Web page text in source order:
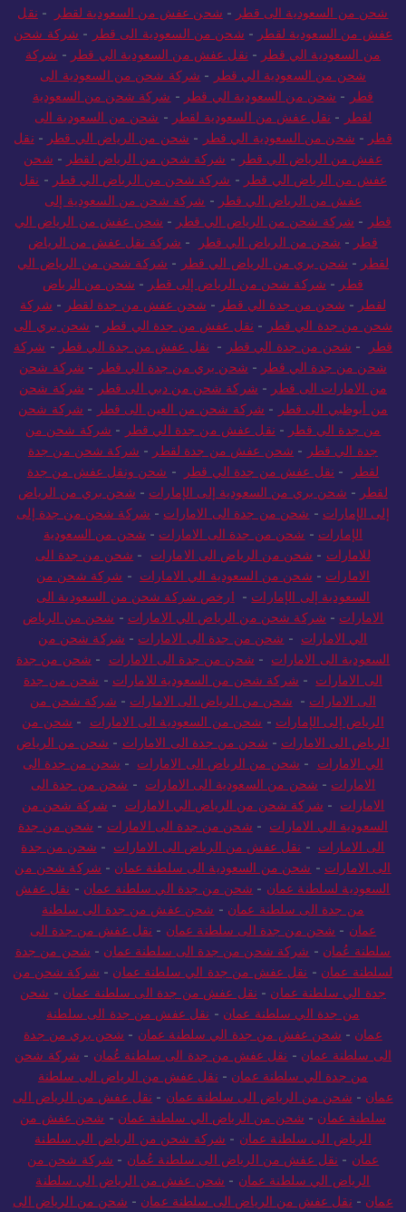
شحن من السعودية الى قطر - شحن عفش من السعودية لقطر - نقل
عفش من السعودية لقطر - شحن من السعودية الى قطر - شركة شحن
من السعودية الي قطر - نقل عفش من السعودية الي قطر - شركة
شحن من السعودية الي قطر - شركة شحن من السعودية الى
قطر - شحن من السعودية الي قطر - شركة شحن من السعودية
لقطر - نقل عفش من السعودية لقطر - شحن من السعودية الى
قطر - شحن من السعودية الي قطر - شحن من الرياض الي قطر - نقل
عفش من الرياض الي قطر - شركة شحن من الرياض لقطر - شحن
عفش من الرياض الي قطر - شركة شحن من الرياض الي قطر - نقل
عفش من الرياض الي قطر - شركة شحن من السعودية إلى
قطر - شركة شحن من الرياض الي قطر - شحن عفش من الرياض الي
قطر - شحن من الرياض الي قطر - شركة نقل عفش من الرياض
لقطر - شحن بري من الرياض الي قطر - شركة شحن من الرياض الي
قطر - شركة شحن من الرياض إلى قطر - شحن من الرياض
لقطر - شحن من جدة الي قطر - شحن عفش من جدة لقطر - شركة
شحن من جدة الي قطر - نقل عفش من جدة الي قطر - شحن بري الى
قطر
- شحن من جدة الي قطر - نقل عفش من جدة الي قطر - شركة
شحن من جدة الي قطر - شحن بري من جدة الي قطر - شركة شحن
من الامارات الى قطر - شركة شحن من دبي الى قطر - شركة شحن
من أبوظبي الى قطر - شركة شحن من العين الى قطر - شركة شحن
من جدة الي قطر - نقل عفش من جدة الي قطر - شركة شحن من
جدة الي قطر - شحن عفش من جدة لقطر - شركة شحن من جدة
لقطر
- نقل عفش من جدة الي قطر - شحن ونقل عفش من جدة
لقطر - شحن بري من السعودية إلى الإمارات - شحن بري من الرياض
إلى الإمارات - شحن من جدة الى الامارات - شركة شحن من جدة إلى
الإمارات - شحن من جدة الى الامارات - شحن من السعودية
للامارات - شحن من الرياض الى الامارات - شحن من جدة الى
الامارات - شحن من السعودية الي الامارات - شركة شحن من
السعودية إلى الإمارات - ارخص شركة شحن من السعودية الى
الامارات - شركة شحن من الرياض الي الامارات - شحن من الرياض
الي الامارات - شحن من جدة الى الامارات - شركة شحن من
السعودية الى الامارات - شحن من جدة الى الامارات - شحن من جدة
الى الامارات - شركة شحن من السعودية للامارات - شحن من جدة
الى الامارات - شحن من الرياض الى الامارات - شركة شحن من
الرياض إلى الإمارات - شحن من السعودية الى الامارات - شحن من
الرياض الى الامارات - شحن من جدة الى الامارات - شحن من الرياض
الي الامارات - شحن من الرياض الى الامارات - شحن من جدة الى
الامارات - شحن من السعودية الى الامارات - شحن من جدة الى
الامارات - شركة شحن من الرياض الي الامارات - شركة شحن من
السعودية الي الامارات - شحن من جدة الى الامارات - شحن من جدة
الى الامارات - نقل عفش من الرياض الى الامارات - شحن من جدة
الى الامارات - شحن من السعودية الى سلطنة عمان - شركة شحن من
السعودية لسلطنة عمان - شحن من جدة الي سلطنة عمان - نقل عفش
من جدة الى سلطنة عمان - شحن عفش من جدة الى سلطنة
عمان - شحن من جدة الى سلطنة عمان - نقل عفش من جدة الى
سلطنة عُمان - شركة شحن من جدة الى سلطنة عمان - شحن من جدة
لسلطنة عمان - نقل عفش من جدة الي سلطنة عمان - شركة شحن من
جدة الي سلطنة عمان - نقل عفش من جدة الى سلطنة عمان - شحن
من جدة الي سلطنة عمان - نقل عفش من جدة الى سلطنة
عمان - شحن عفش من جدة الي سلطنة عمان - شحن بري من جدة
الى سلطنة عمان - نقل عفش من جدة الى سلطنة عُمان - شركة شحن
من جدة الي سلطنة عمان - نقل عفش من الرياض الى سلطنة
عمان - شحن من الرياض الى سلطنة عمان - نقل عفش من الرياض الى
سلطنة عمان - شحن من الرياض الي سلطنة عمان - شحن عفش من
الرياض الى سلطنة عمان - شركة شحن من الرياض الي سلطنة
عمان - نقل عفش من الرياض الى سلطنة عُمان - شركة شحن من
الرياض الي سلطنة عمان - شحن عفش من الرياض الي سلطنة
عمان - نقل عفش من الرياض الى سلطنة عمان - شحن من الرياض الى